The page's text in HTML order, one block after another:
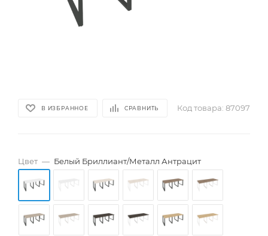
В ИЗБРАННОЕ СРАВНИТЬ Код товара: 87097
Цвет — Белый Бриллиант/Металл Антрацит